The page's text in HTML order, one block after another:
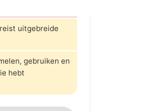
uitgebreide
gebruiken en
hebt